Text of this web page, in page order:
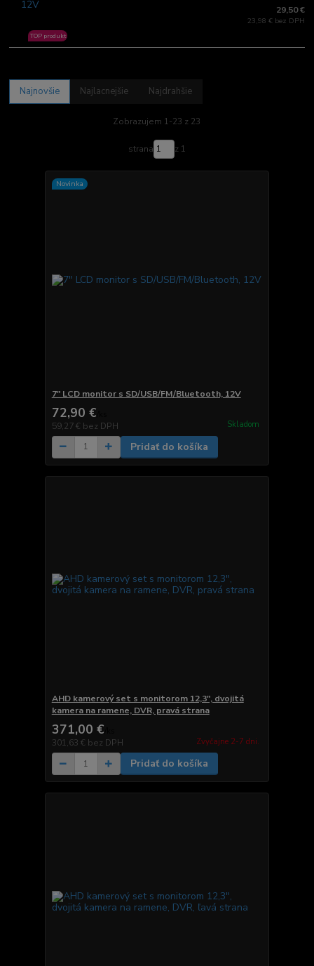
TOP produkt
29,50 €
23,98 € bez DPH
Najnovšie Najlacnejšie Najdrahšie
Zobrazujem 1-23 z 23
strana z 1
Novinka
7" LCD monitor s SD/USB/FM/Bluetooth, 12V
72,90 €
59,27 € bez DPH Skladom
Pridať do košíka
AHD kamerový set s monitorom 12,3", dvojitá
kamera na ramene, DVR, pravá strana
371,00 €
301,63 € bez DPH Zvyčajne 2-7 dni.
Pridať do košíka